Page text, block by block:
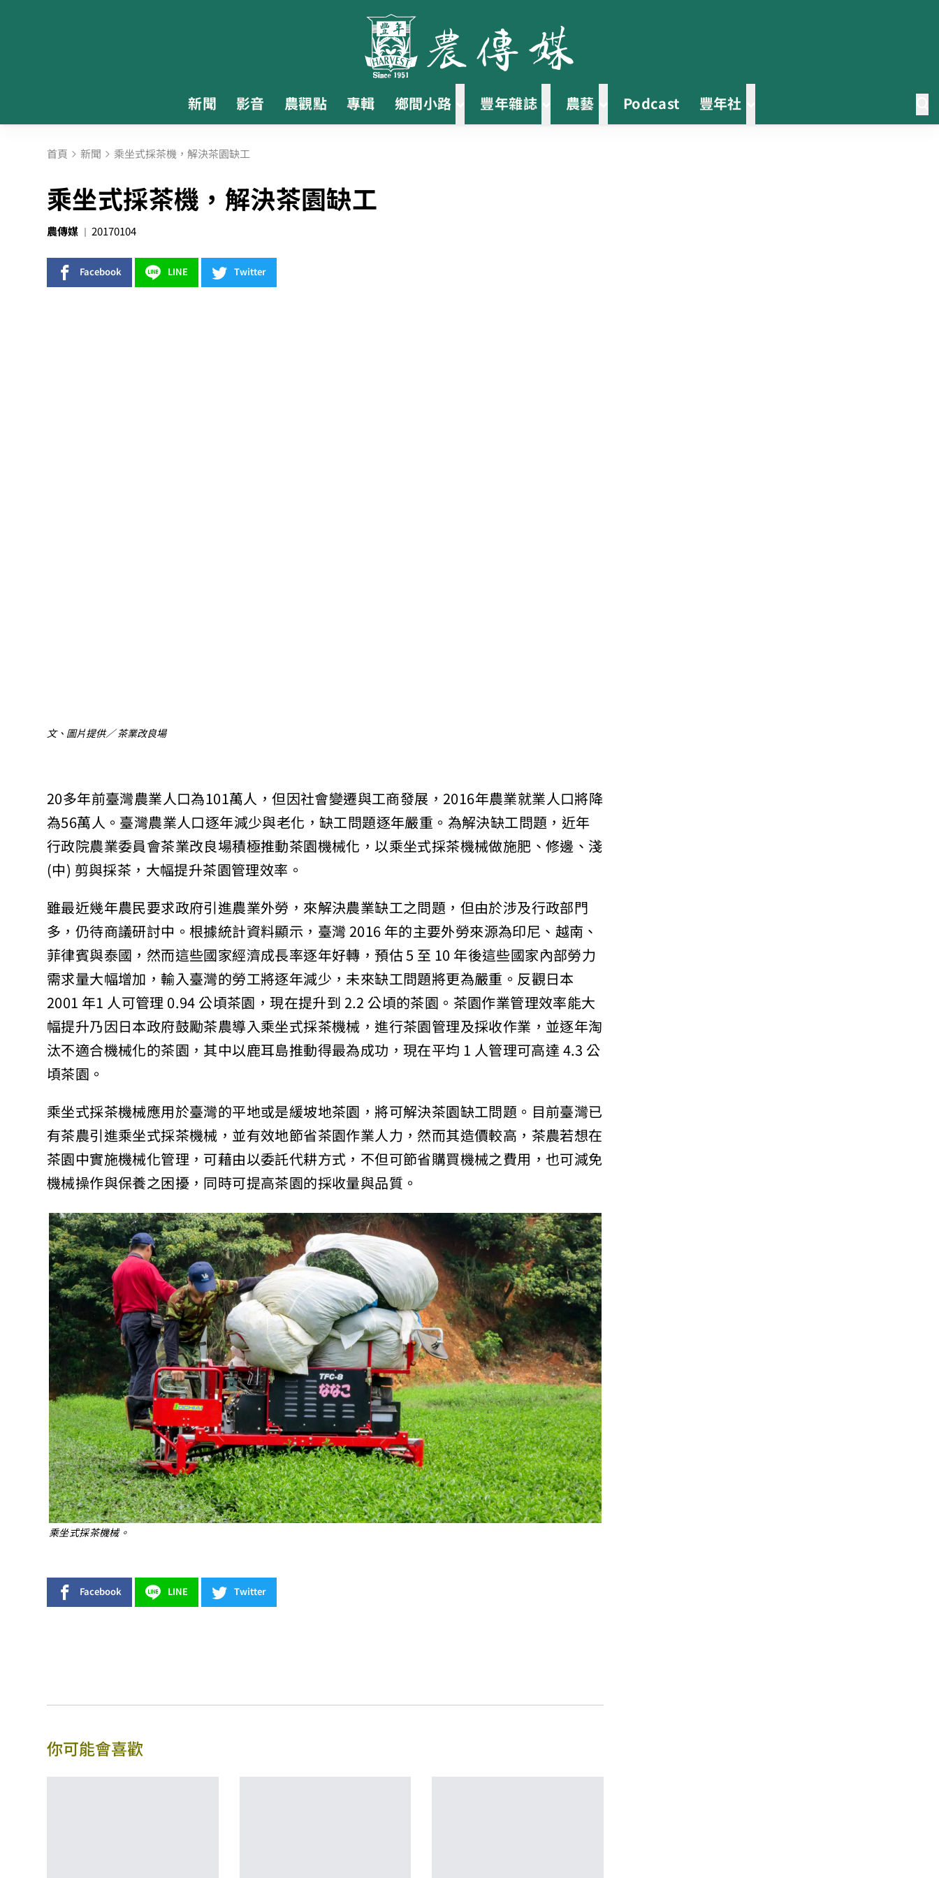
新聞 影音 農觀點 專輯 鄉間小路 豐年雜誌 農藝 Podcast 豐年社
首頁 新聞 乘坐式採茶機，解決茶園缺工
乘坐式採茶機，解決茶園缺工
農傳媒 20170104
Facebook LINE Twitter
文、圖片提供／ 茶業改良場
20多年前臺灣農業人口為101萬人，但因社會變遷與工商發展，2016年農業就業人口將降
為56萬人。臺灣農業人口逐年減少與老化，缺工問題逐年嚴重。為解決缺工問題，近年
行政院農業委員會茶業改良場積極推動茶園機械化，以乘坐式採茶機械做施肥、修邊、淺
(中) 剪與採茶，大幅提升茶園管理效率。
雖最近幾年農民要求政府引進農業外勞，來解決農業缺工之問題，但由於涉及行政部門
多，仍待商議研討中。根據統計資料顯示，臺灣 2016 年的主要外勞來源為印尼、越南、
菲律賓與泰國，然而這些國家經濟成長率逐年好轉，預估 5 至 10 年後這些國家內部勞力
需求量大幅增加，輸入臺灣的勞工將逐年減少，未來缺工問題將更為嚴重。反觀日本
2001 年1 人可管理 0.94 公頃茶園，現在提升到 2.2 公頃的茶園。茶園作業管理效率能大
幅提升乃因日本政府鼓勵茶農導入乘坐式採茶機械，進行茶園管理及採收作業，並逐年淘
汰不適合機械化的茶園，其中以鹿耳島推動得最為成功，現在平均 1 人管理可高達 4.3 公
頃茶園。
乘坐式採茶機械應用於臺灣的平地或是緩坡地茶園，將可解決茶園缺工問題。目前臺灣已
有茶農引進乘坐式採茶機械，並有效地節省茶園作業人力，然而其造價較高，茶農若想在
茶園中實施機械化管理，可藉由以委託代耕方式，不但可節省購買機械之費用，也可減免
機械操作與保養之困擾，同時可提高茶園的採收量與品質。
乘坐式採茶機械。
Facebook LINE Twitter
你可能會喜歡